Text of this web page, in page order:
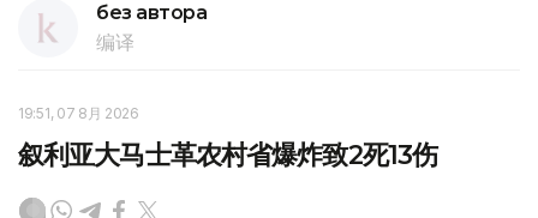
без автора
编译
19:51, 07 8月 2026
叙利亚大马士革农村省爆炸致2死13伤